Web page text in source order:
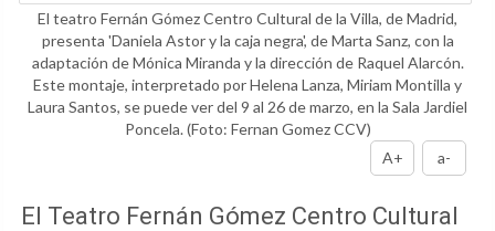
El teatro Fernán Gómez Centro Cultural de la Villa, de Madrid,
presenta 'Daniela Astor y la caja negra', de Marta Sanz, con la
adaptación de Mónica Miranda y la dirección de Raquel Alarcón.
Este montaje, interpretado por Helena Lanza, Miriam Montilla y
Laura Santos, se puede ver del 9 al 26 de marzo, en la Sala Jardiel
Poncela.(Foto: Fernan Gomez CCV)
A+
a-
El Teatro Fernán Gómez Centro Cultural